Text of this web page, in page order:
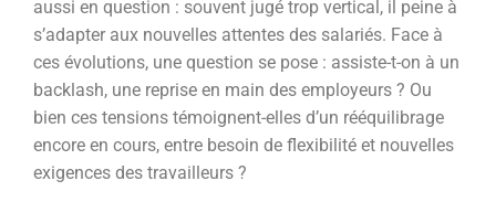
aussi en question : souvent jugé trop vertical, il peine à
s’adapter aux nouvelles attentes des salariés. Face à
ces évolutions, une question se pose : assiste-t-on à un
backlash, une reprise en main des employeurs ? Ou
bien ces tensions témoignent-elles d’un rééquilibrage
encore en cours, entre besoin de flexibilité et nouvelles
exigences des travailleurs ?